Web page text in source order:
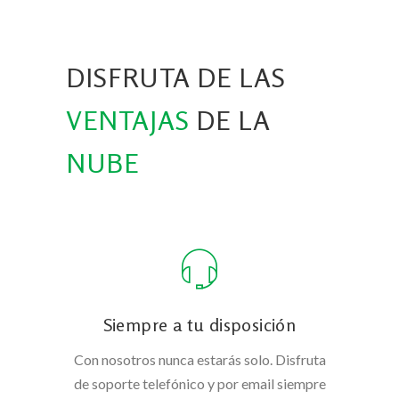
DISFRUTA DE LAS
VENTAJAS DE LA
NUBE
Siempre a tu disposición
Con nosotros nunca estarás solo. Disfruta
de soporte telefónico y por email siempre